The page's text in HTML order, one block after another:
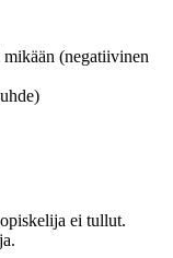
(negatiivinen
ei tullut.